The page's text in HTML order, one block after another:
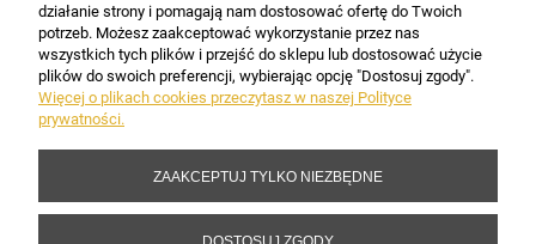
INFORMACJE
Copyright 2017-2026 Sakramento.pl
działanie strony i pomagają nam dostosować ofertę do Twoich
potrzeb. Możesz zaakceptować wykorzystanie przez nas
wszystkich tych plików i przejść do sklepu lub dostosować użycie
plików do swoich preferencji, wybierając opcję "Dostosuj zgody".
Więcej o plikach cookies przeczytasz w naszej Polityce
prywatności.
ZAAKCEPTUJ TYLKO NIEZBĘDNE
DOSTOSUJ ZGODY